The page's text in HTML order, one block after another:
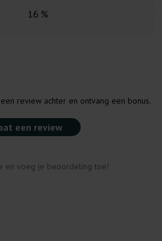
16 %
review achter en ontvang een bonus.
een review
en voeg je beoordeling toe!